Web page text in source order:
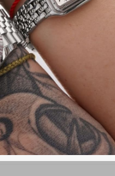
works perfectly on its